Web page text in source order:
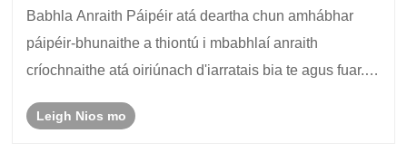
Babhla Anraith Páipéir atá deartha chun amhábhar
páipéir-bhunaithe a thiontú i mbabhlaí anraith
críochnaithe atá oiriúnach d'iarratais bia te agus fuar.
pacáistithe bia, go háirithe ag monaróirí ......
Leigh Nios mo